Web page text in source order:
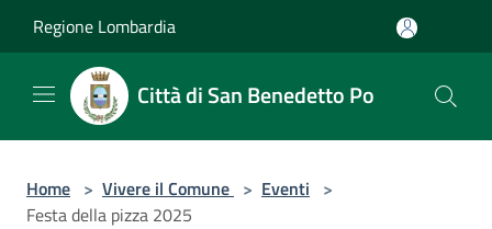
Regione Lombardia
Città di San Benedetto Po
Home > Vivere il Comune > Eventi >
Festa della pizza 2025